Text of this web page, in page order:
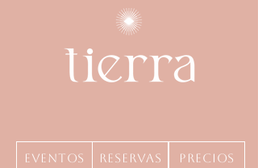
Reservas
Eventos precios